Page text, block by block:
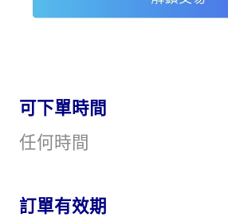
可下單時間
任何時間
訂單有效期